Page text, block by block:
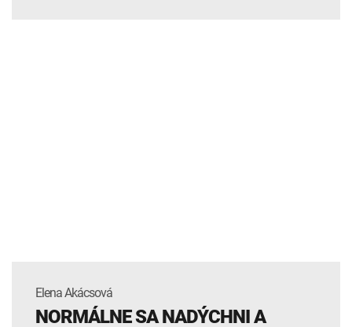
Elena Akácsová
NORMÁLNE SA NADÝCHNI A